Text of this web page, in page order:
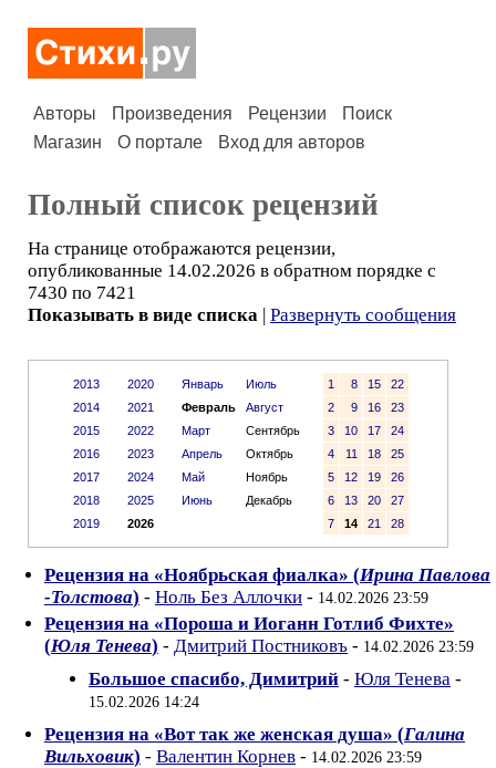
Авторы Произведения Рецензии
Поиск
Магазин
О портале Вход для авторов
Полный список рецензий
На странице отображаются рецензии,
опубликованные 14.02.2026 в обратном порядке с
7430 по 7421
Показывать в виде списка | Развернуть сообщения
2013
2014
2015
2016
2017
2018
2019
2020
2021
2022
2023
2024
2025
2026
Январь
Июль
Февраль
Август
Март
Сентябрь
Апрель
Октябрь
Май
Ноябрь
Июнь
Декабрь
1 8 15
22
2
9 16
23
3
10 17
24
4
11 18
25
5
12 19
26
6
13 20
27
7
14 21 28
Рецензия на «Ноябрьская фиалка» (Ирина Павлова
-Толстова) - Ноль Без Аллочки - 14.02.2026 23:59
Рецензия на «Пороша и Иоганн Готлиб Фихте»
(Юля Тенева) - Дмитрий Постниковъ - 14.02.2026 23:59
Большое спасибо, Димитрий - Юля Тенева -
15.02.2026 14:24
Рецензия на «Вот так же женская душа» (Галина
Вильховик) - Валентин Корнев - 14.02.2026 23:59